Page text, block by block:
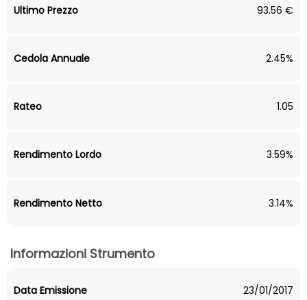
Ultimo Prezzo 93.56 €
Cedola Annuale 2.45%
Rateo 1.05
Rendimento Lordo 3.59%
Rendimento Netto 3.14%
Informazioni Strumento
Data Emissione 23/01/2017